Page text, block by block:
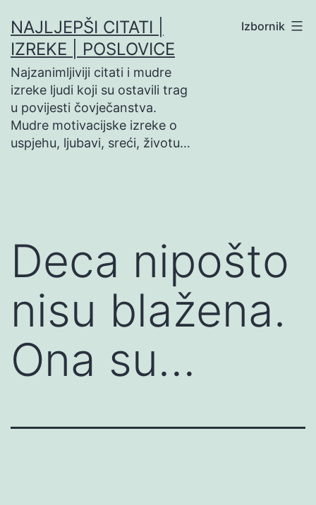
na
sadržaj
NAJLJEPŠI CITATI |
IZREKE | POSLOVICE
Najzanimljiviji citati i mudre
izreke ljudi koji su ostavili trag
u povijesti čovječanstva.
Mudre motivacijske izreke o
uspjehu, ljubavi, sreći, životu…
Izbornik
Deca nipošto
nisu blažena.
Ona su…